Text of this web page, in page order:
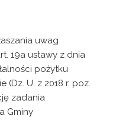
uwag
19a ustawy z dnia
pożytku
U. z 2018 r. poz.
zadania
Gminy